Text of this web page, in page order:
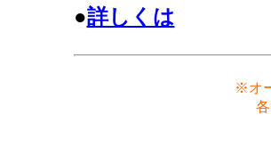
●詳しくは
※オ